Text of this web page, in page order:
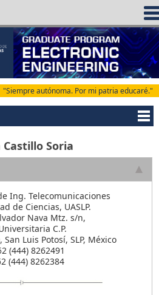
"Siempre autónoma. Por mi patria educaré."
Castillo Soria
Ing. Telecomunicaciones
de Ciencias, UASLP.
Nava Mtz. s/n,
C.P.
San Luis Potosí, SLP, México
(444) 8262491
(444) 8262384